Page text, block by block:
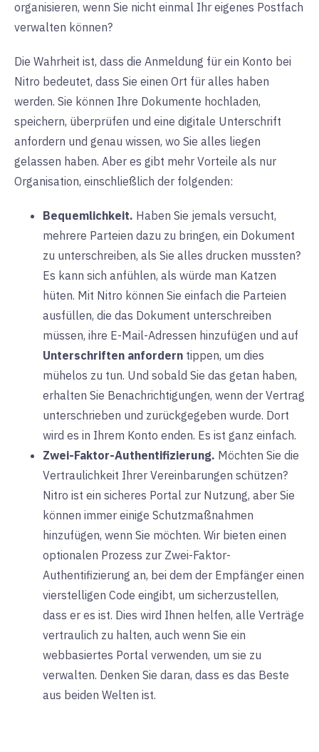
organisieren, wenn Sie nicht einmal Ihr eigenes Postfach
verwalten können?
Die Wahrheit ist, dass die Anmeldung für ein Konto bei
Nitro bedeutet, dass Sie einen Ort für alles haben
werden. Sie können Ihre Dokumente hochladen,
speichern, überprüfen und eine digitale Unterschrift
anfordern und genau wissen, wo Sie alles liegen
gelassen haben. Aber es gibt mehr Vorteile als nur
Organisation, einschließlich der folgenden:
Bequemlichkeit. Haben Sie jemals versucht,
mehrere Parteien dazu zu bringen, ein Dokument
zu unterschreiben, als Sie alles drucken mussten?
Es kann sich anfühlen, als würde man Katzen
hüten. Mit Nitro können Sie einfach die Parteien
ausfüllen, die das Dokument unterschreiben
müssen, ihre E-Mail-Adressen hinzufügen und auf
Unterschriften anfordern tippen, um dies
mühelos zu tun. Und sobald Sie das getan haben,
erhalten Sie Benachrichtigungen, wenn der Vertrag
unterschrieben und zurückgegeben wurde. Dort
wird es in Ihrem Konto enden. Es ist ganz einfach.
Zwei-Faktor-Authentifizierung. Möchten Sie die
Vertraulichkeit Ihrer Vereinbarungen schützen?
Nitro ist ein sicheres Portal zur Nutzung, aber Sie
können immer einige Schutzmaßnahmen
hinzufügen, wenn Sie möchten. Wir bieten einen
optionalen Prozess zur Zwei-Faktor-
Authentifizierung an, bei dem der Empfänger einen
vierstelligen Code eingibt, um sicherzustellen,
dass er es ist. Dies wird Ihnen helfen, alle Verträge
vertraulich zu halten, auch wenn Sie ein
webbasiertes Portal verwenden, um sie zu
verwalten. Denken Sie daran, dass es das Beste
aus beiden Welten ist.